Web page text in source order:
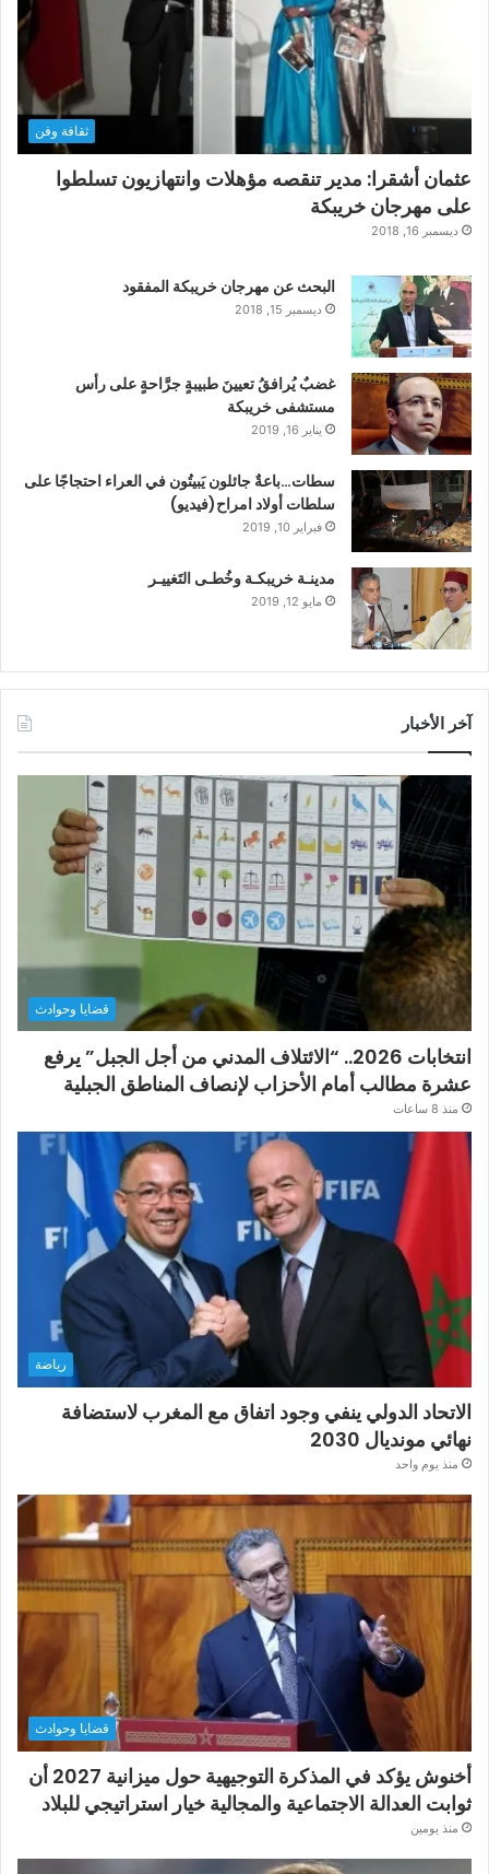
ثقافة وفن
عثمان أشقرا: مدير تنقصه مؤهلات وانتهازيون تسلطوا
على مهرجان خريبكة
ديسمبر 16, 2018
البحث عن مهرجان خريبكة المفقود
ديسمبر 15, 2018
غضبٌ يُرافقُ تعيينَ طبيبةٍ جرَّاحةٍ على رأس
مستشفى خريبكة
يناير 16, 2019
سطات…باعةٌ جائلون يَبيتُون في العراء احتجاجًا على
سلطات أولاد امراح(فيديو)
فبراير 10, 2019
مدينـة خريبكـة وخُطـى التَغييـر
مايو 12, 2019
آخر الأخبار
قضايا وحوادث
انتخابات 2026.. “الائتلاف المدني من أجل الجبل” يرفع
عشرة مطالب أمام الأحزاب لإنصاف المناطق الجبلية
منذ 8 ساعات
رياضة
الاتحاد الدولي ينفي وجود اتفاق مع المغرب لاستضافة
نهائي مونديال 2030
منذ يوم واحد
قضايا وحوادث
أخنوش يؤكد في المذكرة التوجيهية حول ميزانية 2027 أن
ثوابت العدالة الاجتماعية والمجالية خيار استراتيجي للبلاد
منذ يومين